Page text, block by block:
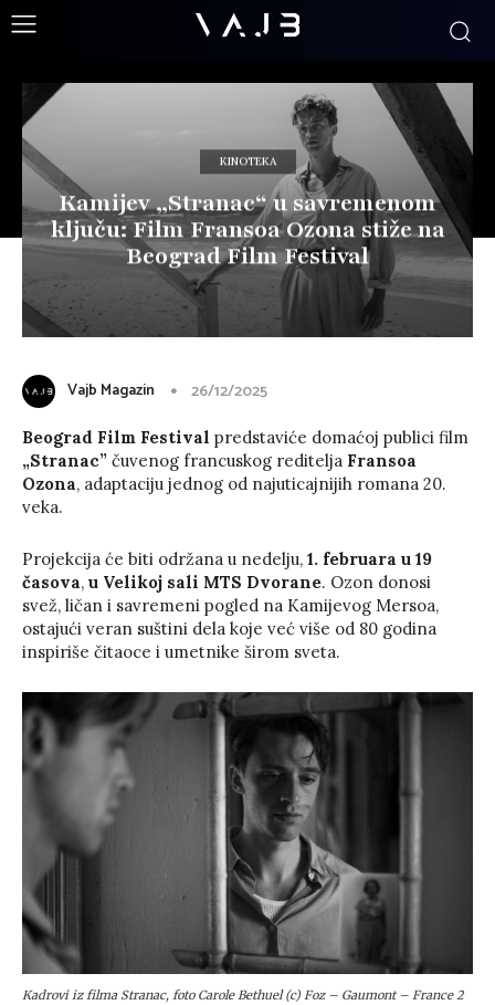
KINOTEKA
Kamijev „Stranac“ u savremenom
ključu: Film Fransoa Ozona stiže na
Beograd Film Festival
Vajb Magazin 26/12/2025
Beograd Film Festival predstaviće domaćoj publici film
„Stranac” čuvenog francuskog reditelja Fransoa
Ozona, adaptaciju jednog od najuticajnijih romana 20.
veka.
Projekcija će biti održana u nedelju, 1. februara u 19
časova, u Velikoj sali MTS Dvorane. Ozon donosi
svež, ličan i savremeni pogled na Kamijevog Mersoa,
ostajući veran suštini dela koje već više od 80 godina
inspiriše čitaoce i umetnike širom sveta.
Kadrovi iz filma Stranac, foto Carole Bethuel (c) Foz – Gaumont – France 2